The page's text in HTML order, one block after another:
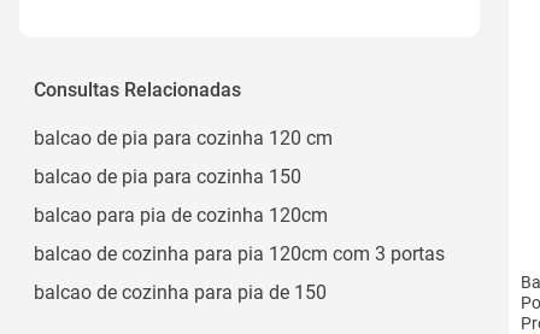
2
Ver todos
Moderno
Consultas Relacionadas
balcao de pia para cozinha 120 cm
balcao de pia para cozinha 150
balcao para pia de cozinha 120cm
balcao de cozinha para pia 120cm com 3 portas
balcao de cozinha para pia de 150